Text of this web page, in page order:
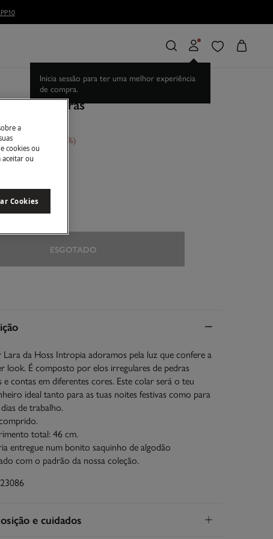
Inicia sessão para ter uma melhor experiência
de compra.
de pedras
U
ESGOTADO
da Hoss Intropia adoramos pela luz que confere a
look. É composto por elos irregulares de pedras
e contas em diferentes cores. Este colar será o teu
ideal tanto para as tuas noites festivas como para
de trabalho.
total: 46 cm.
entregue num bonito saquinho de algodão
com o padrão da nossa coleção.
e cuidados
a
cookies ou
aceitar ou
Cookies